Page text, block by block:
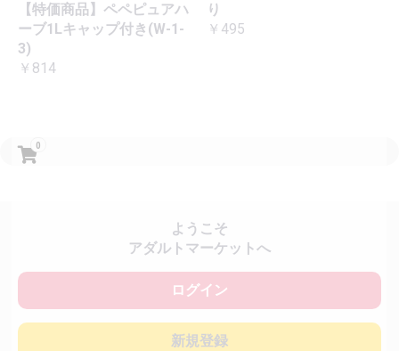
0
ようこそ
アダルトマーケットへ
ログイン
新規登録
【特価商品】ペペピュアハ
ーブ1Lキャップ付き(W-1-
3)
￥814
り
￥495